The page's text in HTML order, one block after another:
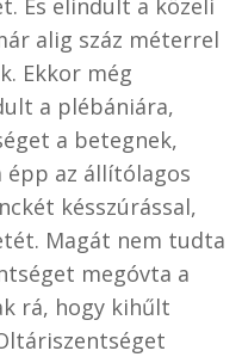
És elindult a közeli
alig száz méterrel
Ekkor még
a plébániára,
a betegnek,
az állítólagos
késszúrással,
Magát nem tudta
megóvta a
rá, hogy kihűlt